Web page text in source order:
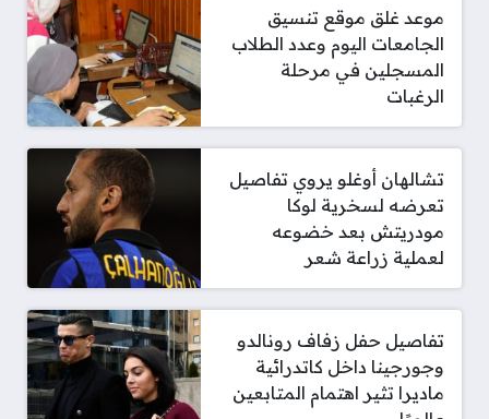
موعد غلق موقع تنسيق
الجامعات اليوم وعدد الطلاب
المسجلين في مرحلة
الرغبات
تشالهان أوغلو يروي تفاصيل
تعرضه لسخرية لوكا
مودريتش بعد خضوعه
لعملية زراعة شعر
تفاصيل حفل زفاف رونالدو
وجورجينا داخل كاتدرائية
ماديرا تثير اهتمام المتابعين